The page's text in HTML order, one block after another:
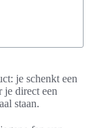
je schenkt een
je direct een
staan.